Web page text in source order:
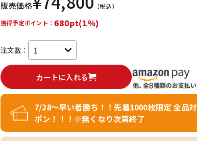
販売価格
（税込）
獲得予定ポイント： 680pt(1%)
注文数：
カートに入れる
7/28～早い者勝ち！！先着1000枚限定 全品
ポン！！！※無くなり次第終了